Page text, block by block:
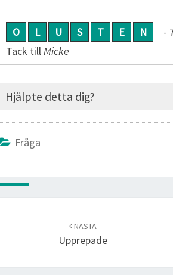
O L U S T E N
-
Tack tillMicke
Hjälpte detta dig?
Fråga
NÄSTA
Upprepade